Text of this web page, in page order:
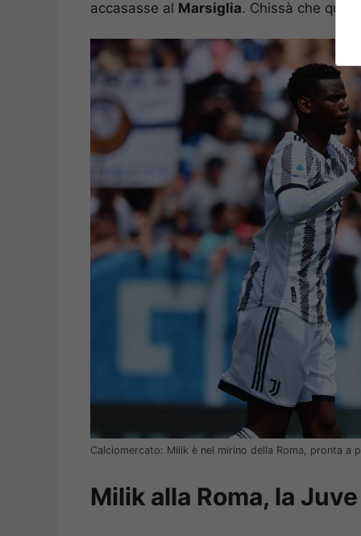
accasasse al Marsiglia. Chissà che
Calciomercato: Milik è nel mirino della Roma, pronta a
Milik alla Roma, la